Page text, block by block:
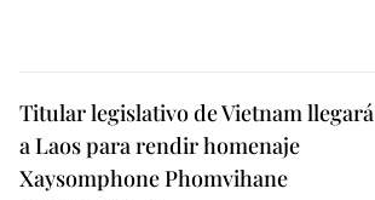
Titular legislativo de Vietnam llegará
a Laos para rendir homenaje
Xaysomphone Phomvihane